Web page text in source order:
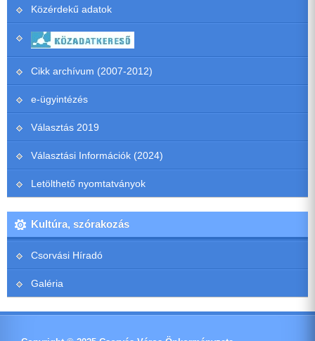
Közérdekű adatok
Cikk archívum (2007-2012)
e-ügyintézés
Választás 2019
Választási Információk (2024)
Letölthető nyomtatványok
Kultúra, szórakozás
Csorvási Híradó
Galéria